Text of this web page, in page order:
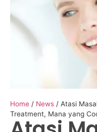
Home / News / Atasi
Treatment, Mana yang